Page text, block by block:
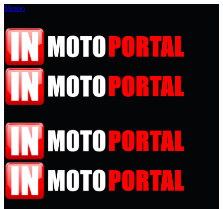
Меню